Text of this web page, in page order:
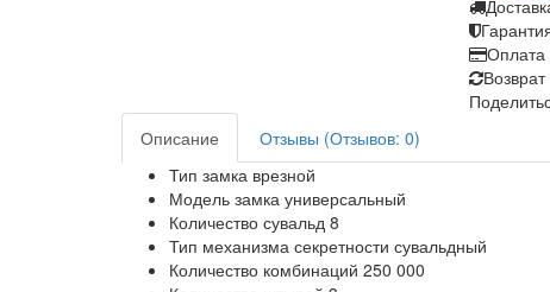
Оплата
Возврат
Описание
Отзывы (Отзывов: 0)
Тип замка врезной
Модель замка универсальный
Количество сувальд 8
Тип механизма секретности сувальдный
Количество комбинаций 250 000